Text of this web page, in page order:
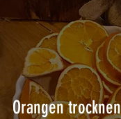
Orangen trocknen